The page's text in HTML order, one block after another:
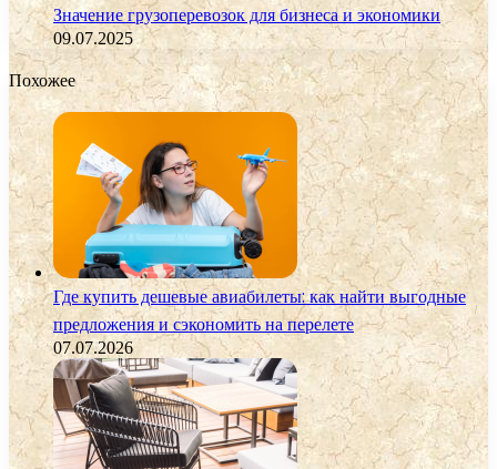
Значение грузоперевозок для бизнеса и экономики
09.07.2025
Похожее
Где купить дешевые авиабилеты: как найти выгодные
предложения и сэкономить на перелете
07.07.2026